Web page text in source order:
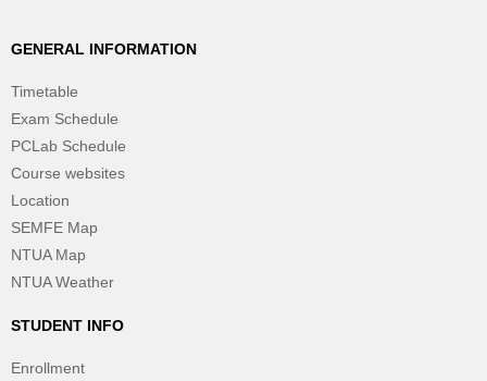
GENERAL INFORMATION
Timetable
Exam Schedule
PCLab Schedule
Course websites
Location
SEMFE Map
NTUA Map
NTUA Weather
STUDENT INFO
Enrollment